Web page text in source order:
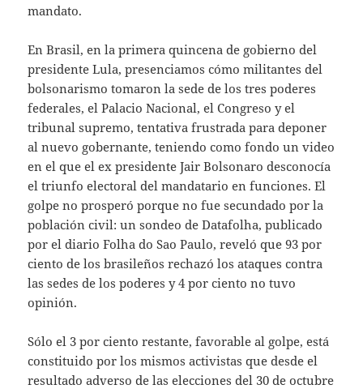
mandato.
En Brasil, en la primera quincena de gobierno del
presidente Lula, presenciamos cómo militantes del
bolsonarismo tomaron la sede de los tres poderes
federales, el Palacio Nacional, el Congreso y el
tribunal supremo, tentativa frustrada para deponer
al nuevo gobernante, teniendo como fondo un video
en el que el ex presidente Jair Bolsonaro desconocía
el triunfo electoral del mandatario en funciones. El
golpe no prosperó porque no fue secundado por la
población civil: un sondeo de Datafolha, publicado
por el diario Folha do Sao Paulo, reveló que 93 por
ciento de los brasileños rechazó los ataques contra
las sedes de los poderes y 4 por ciento no tuvo
opinión.
Sólo el 3 por ciento restante, favorable al golpe, está
constituido por los mismos activistas que desde el
resultado adverso de las elecciones del 30 de octubre